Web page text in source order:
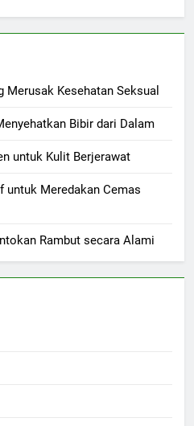
Merusak Kesehatan Seksual
Bibir dari Dalam
untuk Kulit Berjerawat
untuk Meredakan Cemas
Rambut secara Alami